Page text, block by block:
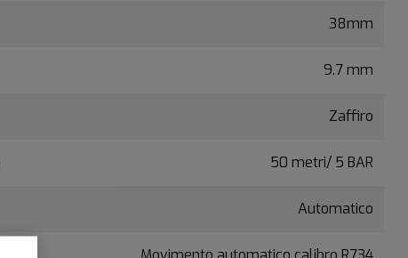
38mm
9.7 mm
Zaffiro
50 metri/ 5 BAR
Automatico